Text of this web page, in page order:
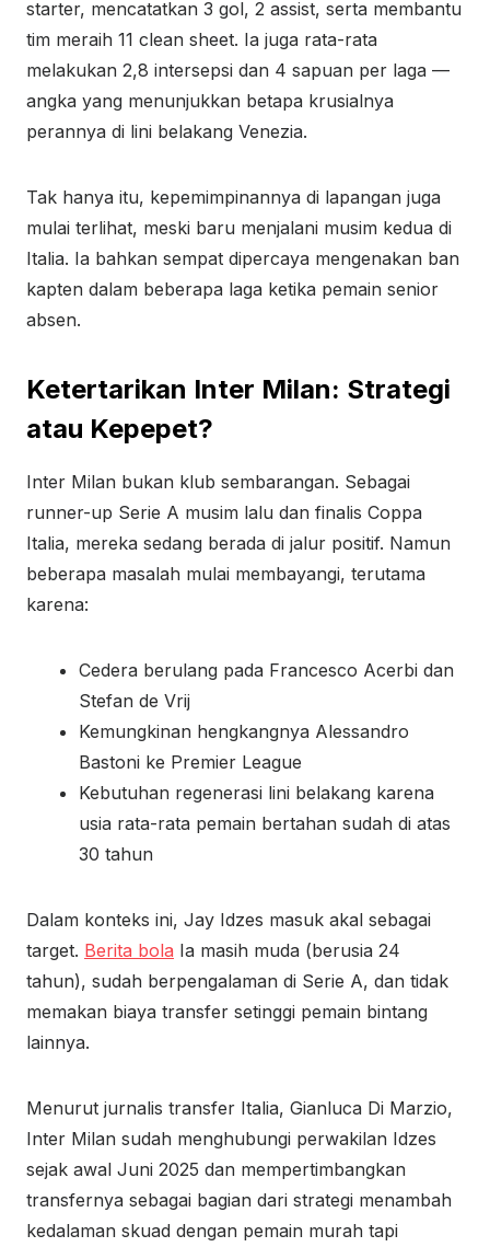
starter, mencatatkan 3 gol, 2 assist, serta membantu
tim meraih 11 clean sheet. Ia juga rata-rata
melakukan 2,8 intersepsi dan 4 sapuan per laga —
angka yang menunjukkan betapa krusialnya
perannya di lini belakang Venezia.
Tak hanya itu, kepemimpinannya di lapangan juga
mulai terlihat, meski baru menjalani musim kedua di
Italia. Ia bahkan sempat dipercaya mengenakan ban
kapten dalam beberapa laga ketika pemain senior
absen.
Ketertarikan Inter Milan: Strategi
atau Kepepet?
Inter Milan bukan klub sembarangan. Sebagai
runner-up Serie A musim lalu dan finalis Coppa
Italia, mereka sedang berada di jalur positif. Namun
beberapa masalah mulai membayangi, terutama
karena:
Cedera berulang pada Francesco Acerbi dan
Stefan de Vrij
Kemungkinan hengkangnya Alessandro
Bastoni ke Premier League
Kebutuhan regenerasi lini belakang karena
usia rata-rata pemain bertahan sudah di atas
30 tahun
Dalam konteks ini, Jay Idzes masuk akal sebagai
target. Berita bola Ia masih muda (berusia 24
tahun), sudah berpengalaman di Serie A, dan tidak
memakan biaya transfer setinggi pemain bintang
lainnya.
Menurut jurnalis transfer Italia, Gianluca Di Marzio,
Inter Milan sudah menghubungi perwakilan Idzes
sejak awal Juni 2025 dan mempertimbangkan
transfernya sebagai bagian dari strategi menambah
kedalaman skuad dengan pemain murah tapi